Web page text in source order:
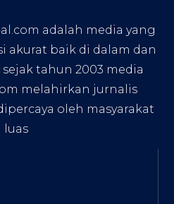
adalah media yang
akurat baik di dalam dan
tahun 2003 media
melahirkan jurnalis
oleh masyarakat
luas